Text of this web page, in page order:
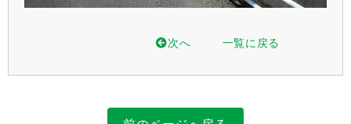
一覧に戻る
次へ